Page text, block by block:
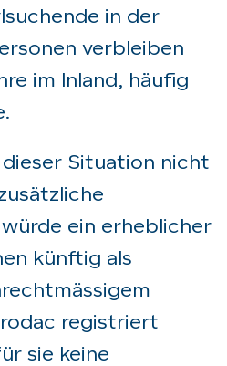
in der
verbleiben
im Inland, häufig
Situation nicht
ein erheblicher
künftig als
registriert
sie keine